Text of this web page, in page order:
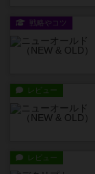
戦略やコツ
レビュー
レビュー